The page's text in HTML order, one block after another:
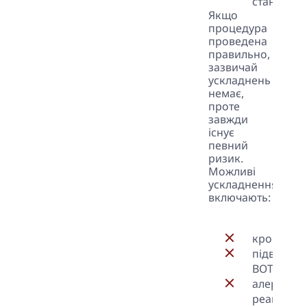
Якщо
процедура
проведена
правильно,
зазвичай
ускладнень
немає,
проте
завжди
існує
певний
ризик.
Можливі
ускладнення
включають:
ВОТ;
алергічні
реакції;